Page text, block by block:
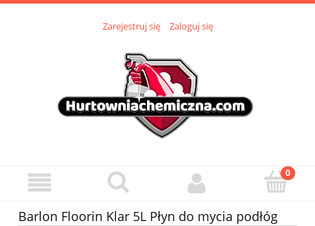
Zarejestruj się Zaloguj się
Barlon Floorin Klar 5L Płyn do mycia podłóg